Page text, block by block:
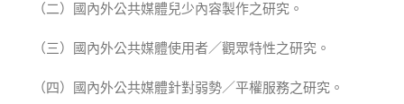
（二）國內外公共媒體兒少內容製作之研究。
（三）國內外公共媒體使用者／觀眾特性之研究。
（四）國內外公共媒體針對弱勢／平權服務之研究。